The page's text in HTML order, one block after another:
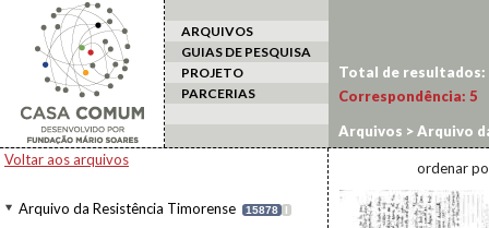
ARQUIVOS
GUIAS DE PESQUISA
PROJETO
PARCERIAS
Voltar aos arquivos
Arquivo da Resistência Timorense 15878 I
Total de resultados:
Correspondência: 5
Arquivos >Arquivo
ordenar